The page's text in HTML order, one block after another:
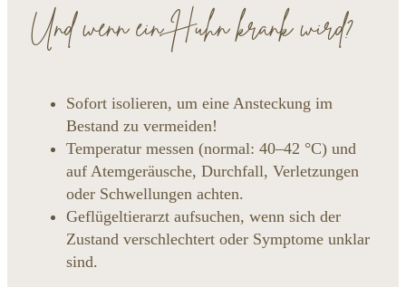
Und wenn ein Huhn krank wird?
Sofort isolieren, um eine Ansteckung im
Bestand zu vermeiden!
Temperatur messen (normal: 40–42 °C) und
auf Atemgeräusche, Durchfall, Verletzungen
oder Schwellungen achten.
Geflügeltierarzt aufsuchen, wenn sich der
Zustand verschlechtert oder Symptome unklar
sind.